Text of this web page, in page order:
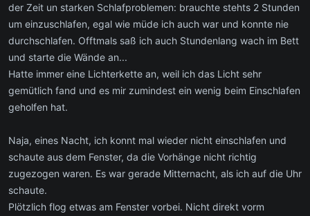
der Zeit un starken Schlafproblemen: brauchte stehts 2 Stunden
um einzuschlafen, egal wie müde ich auch war und konnte nie
durchschlafen. Offtmals saß ich auch Stundenlang wach im Bett
und starte die Wände an...
Hatte immer eine Lichterkette an, weil ich das Licht sehr
gemütlich fand und es mir zumindest ein wenig beim Einschlafen
geholfen hat.
Naja, eines Nacht, ich konnt mal wieder nicht einschlafen und
schaute aus dem Fenster, da die Vorhänge nicht richtig
zugezogen waren. Es war gerade Mitternacht, als ich auf die Uhr
schaute.
Plötzlich flog etwas am Fenster vorbei. Nicht direkt vorm